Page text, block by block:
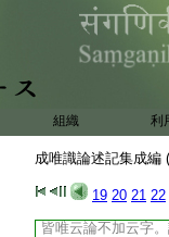
組織 利
成唯識論述記集成編
19 20 21 22
大德及門徒等同去
年十月譯者。此是
之年號。非正譯時
11 是世親菩薩之
無長行釋。本･釋兩
又准俱舍論等。正
行冠以論曰。今論
皆唯云論不加云字